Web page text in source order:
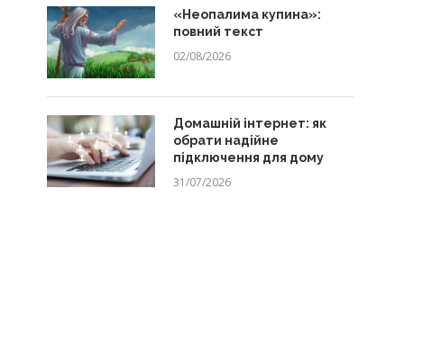
«Неопалима купина»:
повний текст
02/08/2026
Домашній інтернет: як
обрати надійне
підключення для дому
31/07/2026